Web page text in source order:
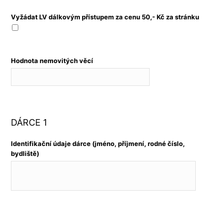
Vyžádat LV dálkovým přístupem za cenu 50,- Kč za stránku
Hodnota nemovitých věcí
DÁRCE 1
Identifikační údaje dárce (jméno, příjmení, rodné číslo,
bydliště)